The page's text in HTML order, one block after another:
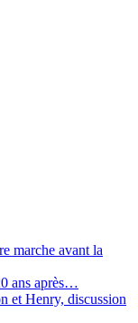
marche avant la
ans après…
et Henry, discussion